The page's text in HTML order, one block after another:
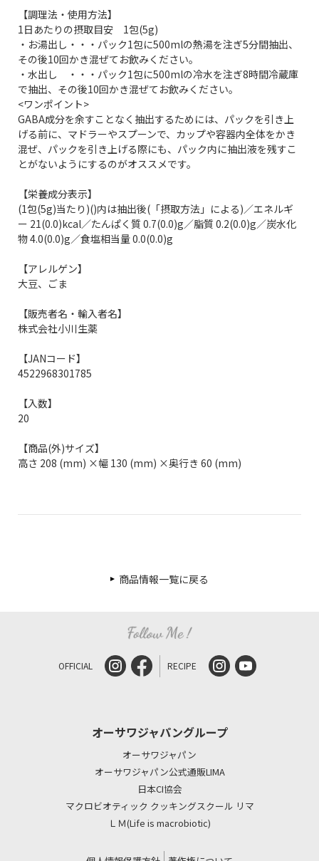
【調理法・使用方法】
1日あたりの摂取目安 1包(5g)
・お湯出し・・・パック1包に500mlの熱湯を注ぎ5分間抽出、
その後10回かき混ぜてお飲みください。
・水出し ・・・パック1包に500mlの冷水を注ぎ8時間冷蔵庫
で抽出、その後10回かき混ぜてお飲みください。
<ワンポイント>
GABA成分を余すことなく抽出するためには、パックを引き上
げる前に、マドラーやスプーンで、カップや容器内全体をかき
混ぜ、パックを引き上げる際にも、パック内に抽出液を残すこ
とがないようにするのがオススメです。
【栄養成分表示】
(1包(5g)当たり)()内は抽出後(「摂取方法」による)／エネルギ
ー 21(0.0)kcal／たんぱく質 0.7(0.0)g／脂質 0.2(0.0)g／炭水化
物 4.0(0.0)g／食塩相当量 0.0(0.0)g
【アレルゲン】
大豆、ごま
【販売者名・輸入者名】
株式会社小川生薬
【JANコード】
4522968301785
【入数】
20
【商品(外)サイズ】
高さ 208 (mm) ×幅 130 (mm) ×奥行き 60 (mm)
商品情報一覧に戻る
OFFICIAL RECIPE
オーサワジャパングループ
オーサワジャパン
オーサワジャパン公式通販LIMA
日本CI協会
マクロビオティック クッキングスクール リマ
ＬＭ(Life is macrobiotic)